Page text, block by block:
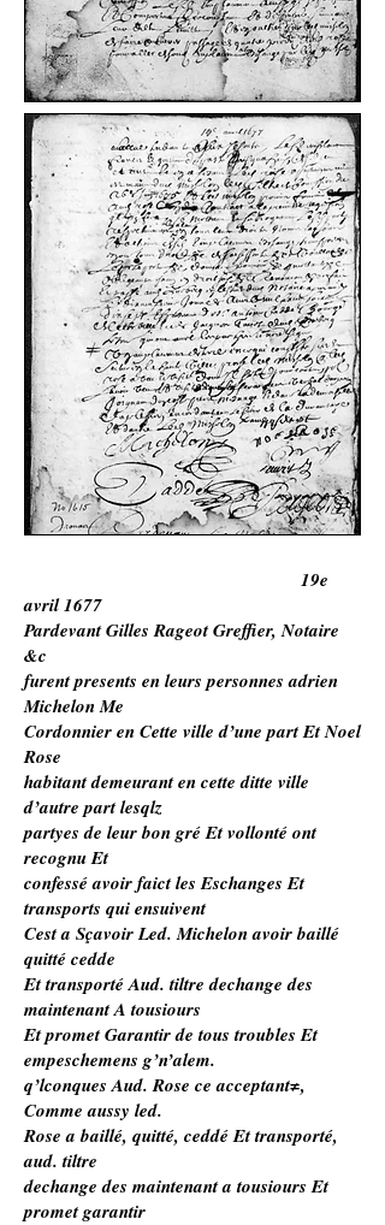
19e
avril 1677
Pardevant Gilles Rageot Greffier, Notaire
&c
furent presents en leurs personnes adrien
Michelon Me
Cordonnier en Cette ville d’une part Et Noel
Rose
habitant demeurant en cette ditte ville
d’autre part lesqlz
partyes de leur bon gré Et vollonté ont
recognu Et
confessé avoir faict les Eschanges Et
transports qui ensuivent
Cest a Sçavoir Led. Michelon avoir baillé
quitté cedde
Et transporté Aud. tiltre dechange des
maintenant A tousiours
Et promet Garantir de tous troubles Et
empeschemens g’n’alem.
q’lconques Aud. Rose ce acceptant≠,
Comme aussy led.
Rose a baillé, quitté, ceddé Et transporté,
aud. tiltre
dechange des maintenant a tousiours Et
promet garantir